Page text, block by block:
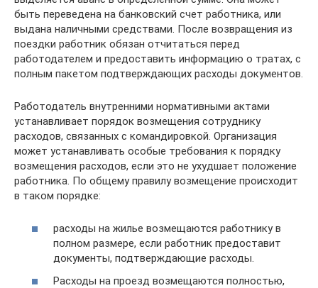
быть переведена на банковский счет работника, или
выдана наличными средствами. После возвращения из
поездки работник обязан отчитаться перед
работодателем и предоставить информацию о тратах, с
полным пакетом подтверждающих расходы документов.
Работодатель внутренними нормативными актами
устанавливает порядок возмещения сотруднику
расходов, связанных с командировкой. Организация
может устанавливать особые требования к порядку
возмещения расходов, если это не ухудшает положение
работника. По общему правилу возмещение происходит
в таком порядке:
расходы на жилье возмещаются работнику в
полном размере, если работник предоставит
документы, подтверждающие расходы.
Расходы на проезд возмещаются полностью,